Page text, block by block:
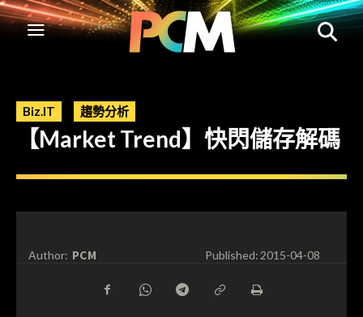
Biz.IT 趨勢分析
【Market Trend】快閃儲存解碼
Author: PCM Published:2015-04-08